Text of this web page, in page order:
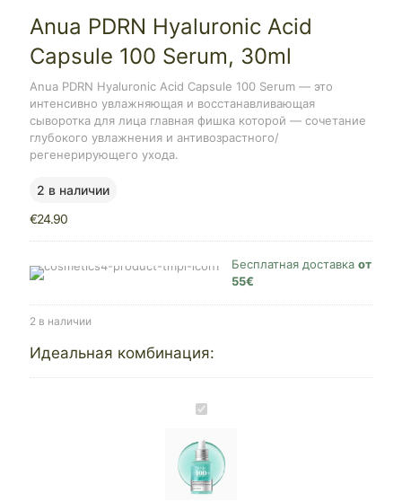
Anua PDRN Hyaluronic Acid
Capsule 100 Serum, 30ml
Anua PDRN Hyaluronic Acid Capsule 100 Serum — это
интенсивно увлажняющая и восстанавливающая
сыворотка для лица главная фишка которой — сочетание
глубокого увлажнения и антивозрастного/
регенерирующего ухода.
2 в наличии
€24.90
Бесплатная доставка от
55€
2 в наличии
Идеальная комбинация:
Anua
Hyaluronic
Acid
Capsule
100